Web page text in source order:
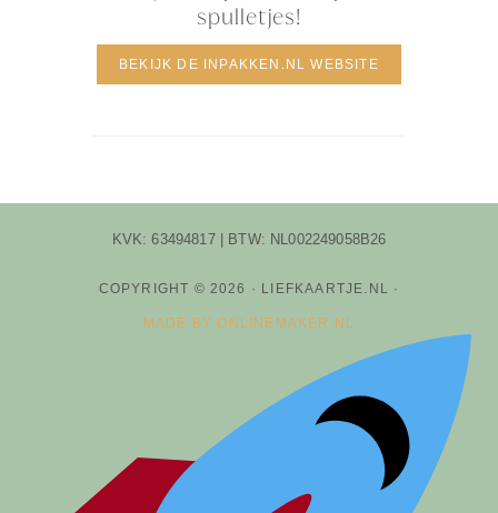
spulletjes!
BEKIJK DE INPAKKEN.NL WEBSITE
KVK: 63494817 | BTW: NL002249058B26
COPYRIGHT © 2026 · LIEFKAARTJE.NL ·
MADE BY ONLINEMAKER.NL